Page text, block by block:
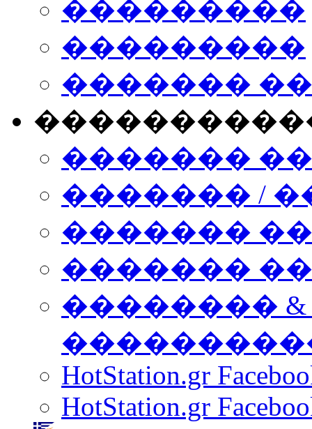
���������
���������
�������
�������
������� /
�������
������� ���
��������
HotStation.gr
HotStation.gr